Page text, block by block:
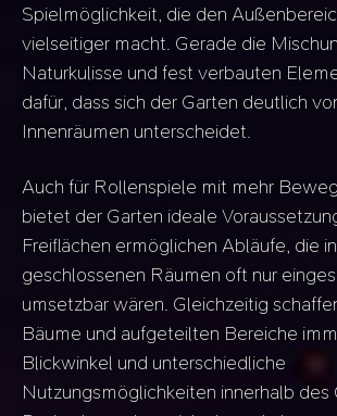
Spielmöglichkeit, die den
vielseitiger macht. Gerade die
Naturkulisse und fest verbauten
dafür, dass sich der Garten deutlich
Innenräumen unterscheidet.
Auch für Rollenspiele mit mehr
bietet der Garten ideale
Freiflächen ermöglichen Abläufe, die in
geschlossenen Räumen oft nur
umsetzbar wären. Gleichzeitig
Bäume und aufgeteilten Bereiche
Blickwinkel und unterschiedliche
Nutzungsmöglichkeiten innerhalb des